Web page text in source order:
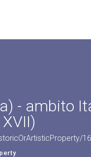
- ambito